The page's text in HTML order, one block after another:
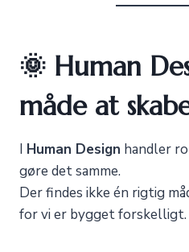
🌞 Human
måde at
I Human Design handler
gøre det samme.
Der findes ikke én rigtig
for vi er bygget forskelligt.